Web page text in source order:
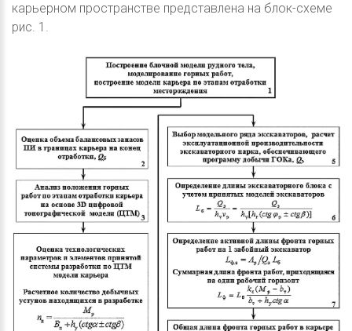
карьерном пространстве представлена на блок-схеме
рис. 1.